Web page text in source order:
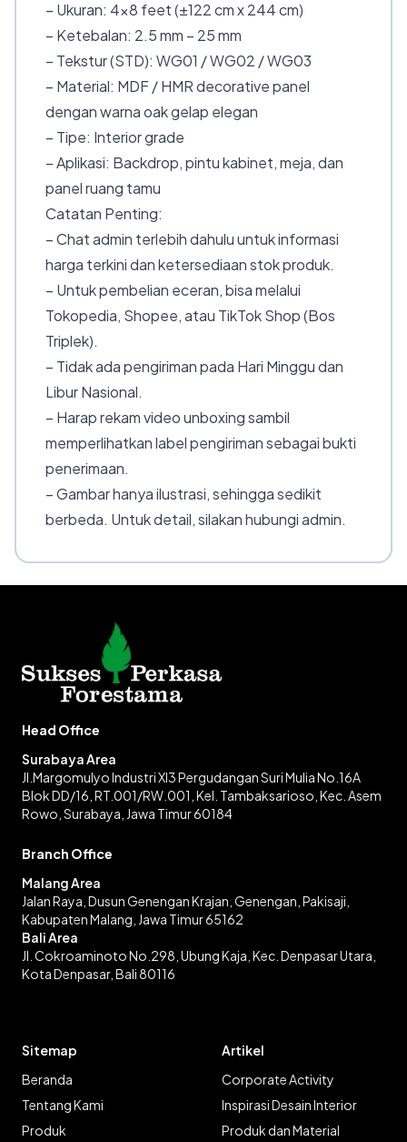
– Ukuran: 4×8 feet (±122 cm x 244 cm)
– Ketebalan: 2.5 mm – 25 mm
– Tekstur (STD): WG01 / WG02 / WG03
– Material: MDF / HMR decorative panel
dengan warna oak gelap elegan
– Tipe: Interior grade
– Aplikasi: Backdrop, pintu kabinet, meja, dan
panel ruang tamu
Catatan Penting:
– Chat admin terlebih dahulu untuk informasi
harga terkini dan ketersediaan stok produk.
– Untuk pembelian eceran, bisa melalui
Tokopedia, Shopee, atau TikTok Shop (Bos
Triplek).
– Tidak ada pengiriman pada Hari Minggu dan
Libur Nasional.
– Harap rekam video unboxing sambil
memperlihatkan label pengiriman sebagai bukti
penerimaan.
– Gambar hanya ilustrasi, sehingga sedikit
berbeda. Untuk detail, silakan hubungi admin.
Head Office
Surabaya Area
Jl.Margomulyo Industri XI3 Pergudangan Suri Mulia No.16A
Blok DD/16, RT.001/RW.001, Kel. Tambaksarioso, Kec. Asem
Rowo, Surabaya, Jawa Timur 60184
Branch Office
Malang Area
Jalan Raya, Dusun Genengan Krajan, Genengan, Pakisaji,
Kabupaten Malang, Jawa Timur 65162
Bali Area
Jl. Cokroaminoto No.298, Ubung Kaja, Kec. Denpasar Utara,
Kota Denpasar, Bali 80116
Sitemap
Beranda
Tentang Kami
Produk
Artikel
Corporate Activity
Inspirasi Desain Interior
Produk dan Material